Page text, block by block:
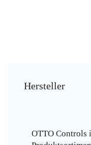
Hersteller
OTTO Controls